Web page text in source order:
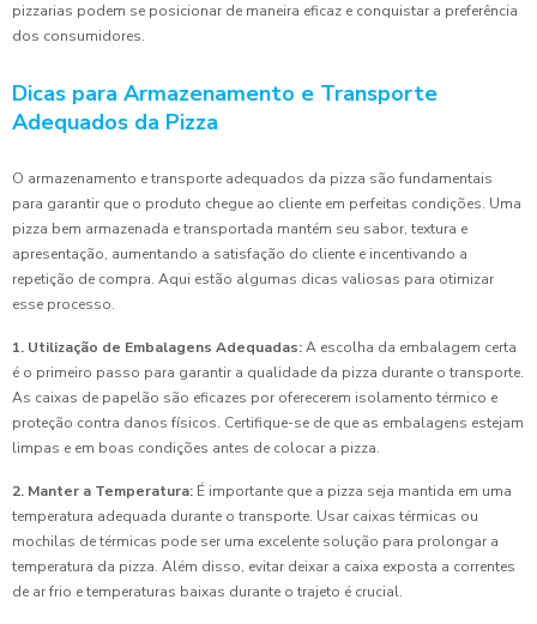
pizzarias podem se posicionar de maneira eficaz e conquistar a preferência
dos consumidores.
Dicas para Armazenamento e Transporte
Adequados da Pizza
O armazenamento e transporte adequados da pizza são fundamentais
para garantir que o produto chegue ao cliente em perfeitas condições. Uma
pizza bem armazenada e transportada mantém seu sabor, textura e
apresentação, aumentando a satisfação do cliente e incentivando a
repetição de compra. Aqui estão algumas dicas valiosas para otimizar
esse processo.
1. Utilização de Embalagens Adequadas:A escolha da embalagem certa
é o primeiro passo para garantir a qualidade da pizza durante o transporte.
As caixas de papelão são eficazes por oferecerem isolamento térmico e
proteção contra danos físicos. Certifique-se de que as embalagens estejam
limpas e em boas condições antes de colocar a pizza.
2. Manter a Temperatura: É importante que a pizza seja mantida em uma
temperatura adequada durante o transporte. Usar caixas térmicas ou
mochilas de térmicas pode ser uma excelente solução para prolongar a
temperatura da pizza. Além disso, evitar deixar a caixa exposta a correntes
de ar frio e temperaturas baixas durante o trajeto é crucial.